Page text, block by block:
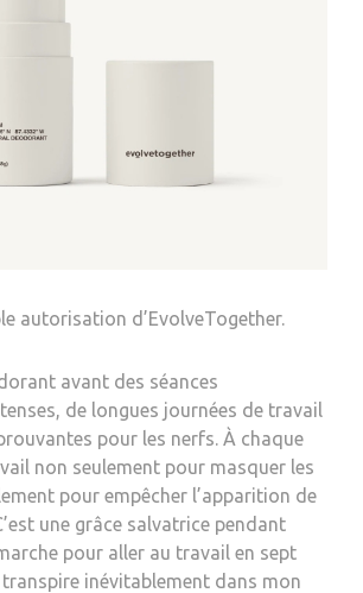
autorisation d’EvolveTogether.
avant des séances
de longues journées de travail
pour les nerfs. À chaque
non seulement pour masquer les
pour empêcher l’apparition de
une grâce salvatrice pendant
pour aller au travail en sept
inévitablement dans mon